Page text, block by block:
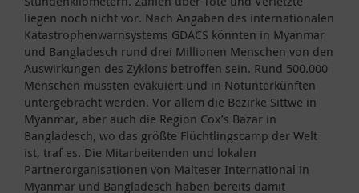
liegen noch nicht vor. Nach Angaben des internationalen
Katastrophenwarnsystems GDACS könnten in Myanmar
und Bangladesch rund drei Millionen Menschen von den
Auswirkungen des Zyklons betroffen sein. Rund 500.000
Menschen mussten evakuiert und in Notunterkünften
untergebracht werden. Vor allem die Bezirke Sittwe in
Myanmar, aber auch die Region Cox’s Bazar in
Bangladesch, wo das größte Flüchtlingscamp der Welt
ist, traf es. Die Mitarbeitenden und lokalen
Partnerorganisationen von Malteser International in
Myanmar und Bangladesch haben bereits damit